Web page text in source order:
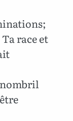
race et
nombril